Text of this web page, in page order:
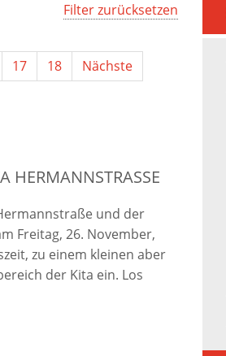
Filter zurücksetzen
17 18
Nächste
HERMANNSTRASSE
und der
Freitag, 26. November,
zu einem kleinen aber
der Kita ein. Los